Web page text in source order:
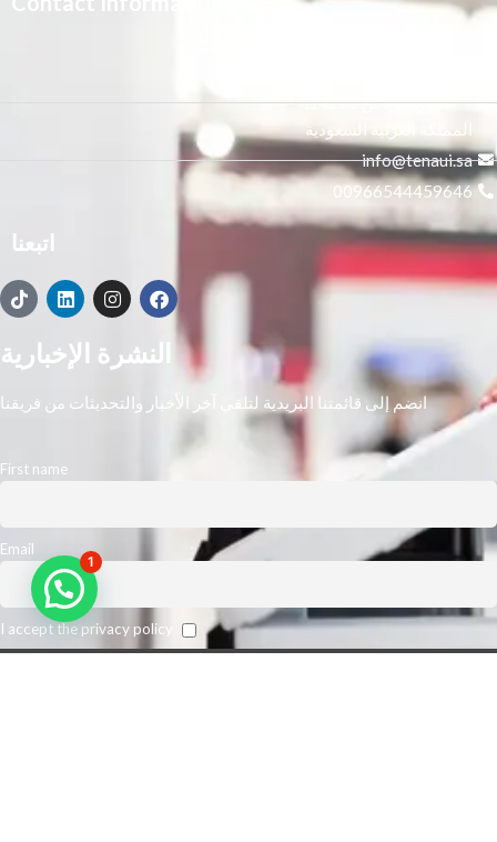
النور, الرياض 14271,
المملكة العربية السعودية
info@tenaui.sa
00966544459646
اتبعنا
النشرة الإخبارية
انضم إلى قائمتنا البريدية لتلقي آخر الأخبار والتحديثات من فريقنا
First name
Email
1